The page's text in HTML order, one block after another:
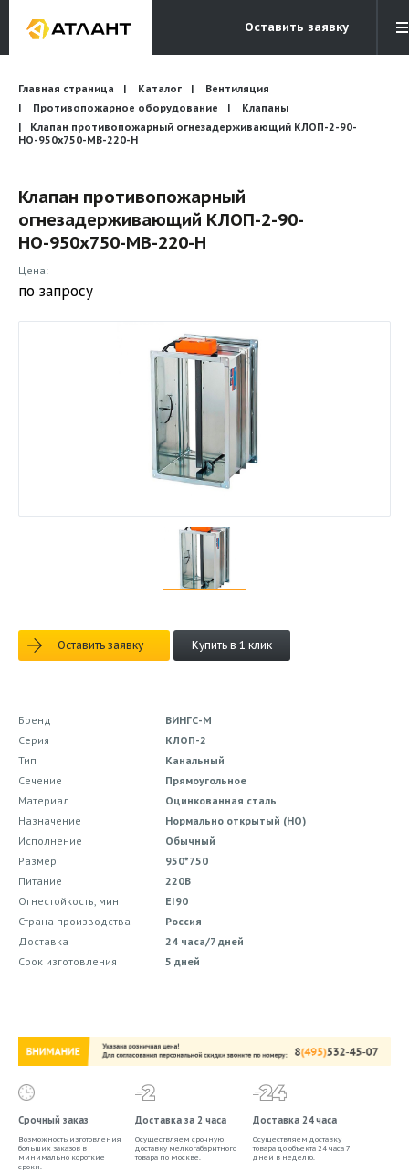
Оставить заявку
Электронная почта
info@atlantcompany.ru
Бесплатный звонок
8 (495) 532-45-07
Бренды
Каталоги
Бланки запросов
Главная страница Каталог
Вентиляция
Противопожарное оборудование
Клапаны
Клапан противопожарный огнезадерживающий КЛОП-2-90-
НО-950х750-МВ-220-Н
Клапан противопожарный
огнезадерживающий КЛОП-2-90-
НО-950х750-МВ-220-Н
Цена:
по запросу
Оставить заявку Купить в 1 клик
Бренд
ВИНГС-М
Серия
КЛОП-2
Тип
Канальный
Сечение
Прямоугольное
Материал
Оцинкованная сталь
Назначение
Нормально открытый (НО)
Исполнение
Обычный
Размер
950*750
Питание
220В
Огнестойкость, мин
EI90
Страна производства
Россия
Доставка
24 часа/7 дней
Срок изготовления
5 дней
Срочный заказ
Возможность изготовления
больших заказов в
минимально короткие
сроки.
Доставка за 2 часа
Осуществляем срочную
доставку мелкогабаритного
товара по Москве.
Доставка 24 часа
Осуществляем доставку
товара до объекта 24 часа 7
дней в неделю.